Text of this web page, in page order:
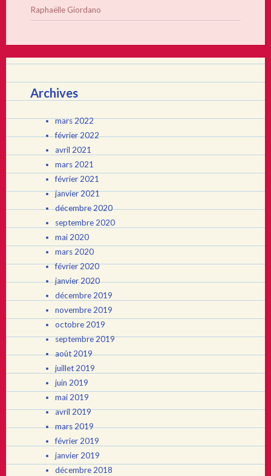
Raphaëlle Giordano
Archives
mars 2022
février 2022
avril 2021
mars 2021
février 2021
janvier 2021
décembre 2020
septembre 2020
mai 2020
mars 2020
février 2020
janvier 2020
décembre 2019
novembre 2019
octobre 2019
septembre 2019
août 2019
juillet 2019
juin 2019
mai 2019
avril 2019
mars 2019
février 2019
janvier 2019
décembre 2018